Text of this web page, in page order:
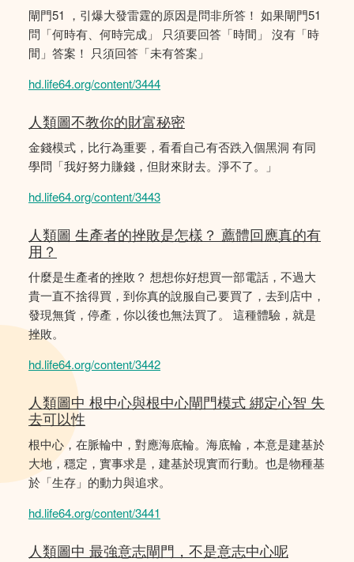
閘門51 ，引爆大發雷霆的原因是問非所答！ 如果閘門51
問「何時有、何時完成」 只須要回答「時間」 沒有「時
間」答案！ 只須回答「未有答案」
hd.life64.org/content/3444
人類圖不教你的財富秘密
金錢模式，比行為重要，看看自己有否跌入個黑洞 有同
學問「我好努力賺錢，但財來財去。淨不了。」
hd.life64.org/content/3443
人類圖 生產者的挫敗是怎樣？ 薦體回應真的有
用？
什麼是生產者的挫敗？ 想想你好想買一部電話，不過大
貴一直不捨得買，到你真的說服自己要買了，去到店中，
發現無貨，停產，你以後也無法買了。 這種體驗，就是
挫敗。
hd.life64.org/content/3442
人類圖中 根中心與根中心閘門模式 綁定心智 失
去可以性
根中心，在脈輪中，對應海底輪。海底輪，本意是建基於
大地，穩定，實事求是，建基於現實而行動。也是物種基
於「生存」的動力與追求。
hd.life64.org/content/3441
人類圖中 最強意志閘門，不是意志中心呢